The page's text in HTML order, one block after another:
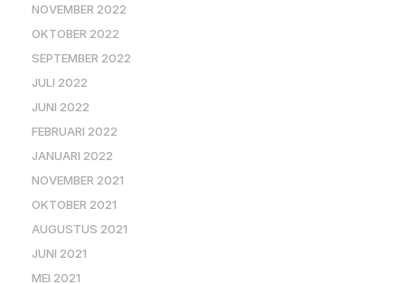
NOVEMBER 2022
OKTOBER 2022
SEPTEMBER 2022
JULI 2022
JUNI 2022
FEBRUARI 2022
JANUARI 2022
NOVEMBER 2021
OKTOBER 2021
AUGUSTUS 2021
JUNI 2021
MEI 2021